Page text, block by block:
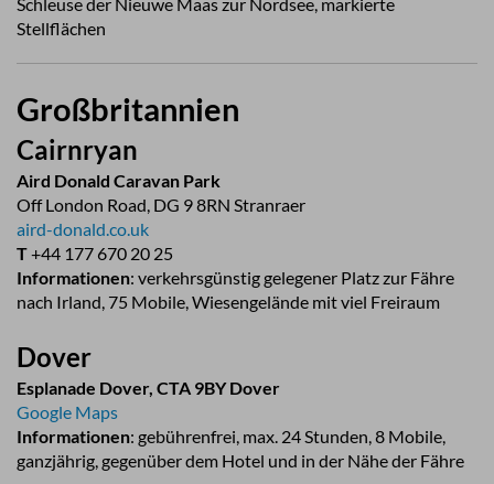
Stellflächen
Großbritannien
Cairnryan
Aird Donald Caravan Park
Off London Road, DG 9 8RN Stranraer
aird-donald.co.uk
T+44 177 670 20 25
Informationen: verkehrsgünstig gelegener Platz zur Fähre
nach Irland, 75 Mobile, Wiesengelände mit viel Freiraum
Dover
Esplanade Dover, CTA 9BY Dover
Google Maps
Informationen: gebührenfrei, max. 24 Stunden, 8 Mobile,
ganzjährig, gegenüber dem Hotel und in der Nähe der Fähre